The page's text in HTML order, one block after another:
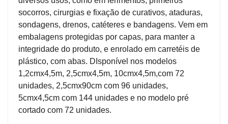
socorros, cirurgias e fixação de curativos, ataduras,
sondagens, drenos, catéteres e bandagens. Vem em
embalagens protegidas por capas, para manter a
integridade do produto, e enrolado em carretéis de
plástico, com abas. DIsponível nos modelos
1,2cmx4,5m, 2,5cmx4,5m, 10cmx4,5m,com 72
unidades, 2,5cmx90cm com 96 unidades,
5cmx4,5cm com 144 unidades e no modelo pré
cortado com 72 unidades.